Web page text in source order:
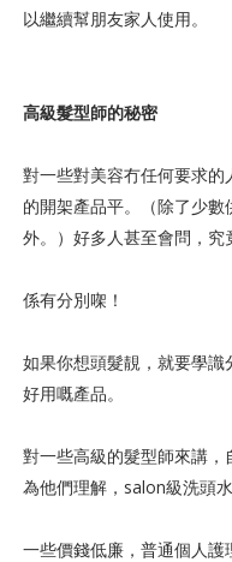
以繼續幫朋友家人使用。
高級髮型師的秘密
對一些對美容冇任何要求
的開架產品平。（除了少
外。）好多人甚至會問，究
係有分別㗎！
如果你想頭髮靚，就要學識
好用嘅產品。
對一些高級的髮型師來講
為他們理解，salon級洗頭
一些價錢低廉，普通個人